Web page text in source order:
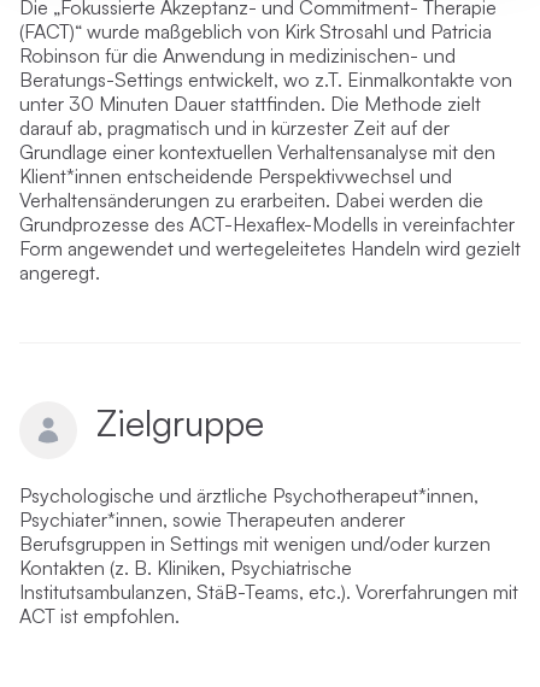
Die „Fokussierte Akzeptanz- und Commitment- Therapie
(FACT)“ wurde maßgeblich von Kirk Strosahl und Patricia
Robinson für die Anwendung in medizinischen- und
Beratungs-Settings entwickelt, wo z.T. Einmalkontakte von
unter 30 Minuten Dauer stattfinden. Die Methode zielt
darauf ab, pragmatisch und in kürzester Zeit auf der
Grundlage einer kontextuellen Verhaltensanalyse mit den
Klient*innen entscheidende Perspektivwechsel und
Verhaltensänderungen zu erarbeiten. Dabei werden die
Grundprozesse des ACT-Hexaflex-Modells in vereinfachter
Form angewendet und wertegeleitetes Handeln wird gezielt
angeregt.
Zielgruppe
Psychologische und ärztliche Psychotherapeut*innen,
Psychiater*innen, sowie Therapeuten anderer
Berufsgruppen in Settings mit wenigen und/oder kurzen
Kontakten (z. B. Kliniken, Psychiatrische
Institutsambulanzen, StäB-Teams, etc.). Vorerfahrungen mit
ACT ist empfohlen.